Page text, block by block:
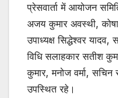
प्रेसवार्ता में आयोजन
अजय कुमार अवस्थी,
उपाध्यक्ष सिद्धेश्वर
विधि सलाहकार सतीश
कुमार, मनोज वर्मा,
उपस्थित रहे।